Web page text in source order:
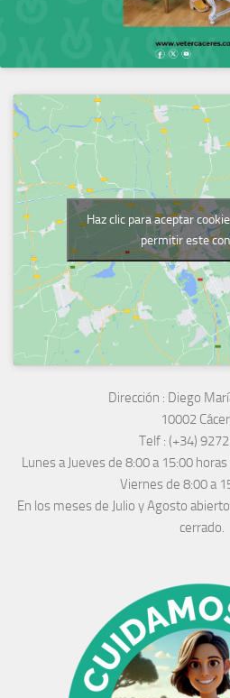
Haz clic para aceptar
permitir este
Dirección : Diego
10002
Telf : (+34)
Lunes a Jueves de 8:00 a 15:00 horas
Viernes de 8:00 a
En los meses de Julio y Agosto
cerrado.